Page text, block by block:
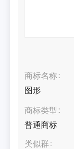
商标名称
图形
商标类型
普通商标
类似群